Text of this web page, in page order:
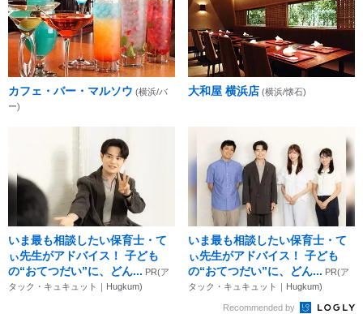
カフェ・バー・マルソウ (横浜/バ
ー)
大和屋 横浜店 (横浜/懐石)
いま最も相談したい保育士・て
ぃ先生がアドバイス！ 子ども
の“おてつだい”に、どん... PR(ア
タック・キュキュット｜Hugkum)
いま最も相談したい保育士・て
ぃ先生がアドバイス！ 子ども
の“おてつだい”に、どん... PR(ア
タック・キュキュット｜Hugkum)
Recommended by